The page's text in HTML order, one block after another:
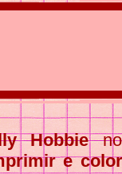
Hobbie
e